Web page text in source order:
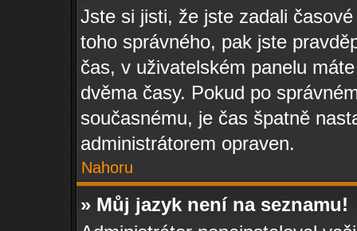
Jste si jisti, že jste zadali
toho správného, pak jste
čas, v uživatelském panelu
dvěma časy. Pokud po
současnému, je čas špatně
administrátorem opraven.
Nahoru
» Můj jazyk není na seznamu!